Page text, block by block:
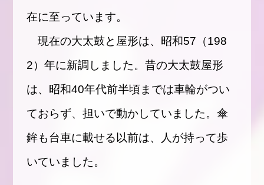
在に至っています。
現在の大太鼓と屋形は、昭和57（198
2）年に新調しました。昔の大太鼓屋形
は、昭和40年代前半頃までは車輪がつい
ておらず、担いで動かしていました。傘
鉾も台車に載せる以前は、人が持って歩
いていました。